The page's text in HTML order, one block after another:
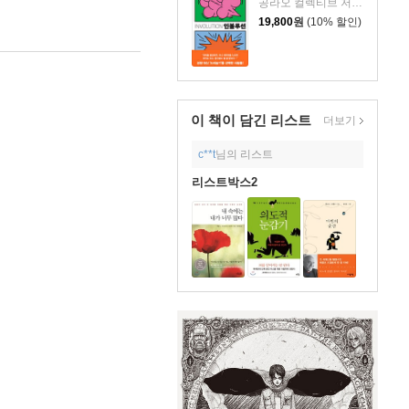
19,800원 (10% 할인)
이 책이 담긴 리스트 더보기
c**t님의 리스트
리스트박스2